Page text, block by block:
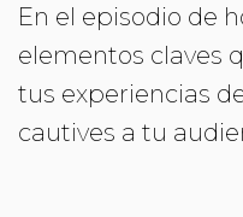
En el episodio de
elementos claves
tus experiencias
cautives a tu